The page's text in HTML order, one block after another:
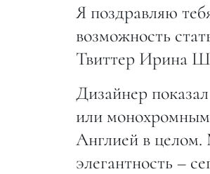
Я поздравляю
возможность
Твиттер Ирина
Дизайнер
или
Англией в целом.
элегантность ­–